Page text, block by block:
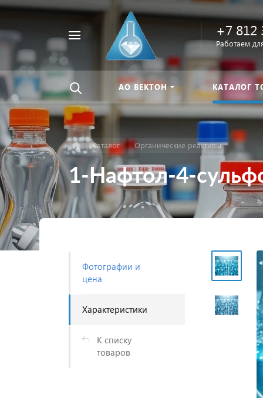
Найти
Например,
+7 812
Работаем
АО ВЕКТОН КАТАЛОГ
Каталог Органические реактивы
1-Нафтол-4-
Фотографии и
цена
Характеристики
К списку
товаров